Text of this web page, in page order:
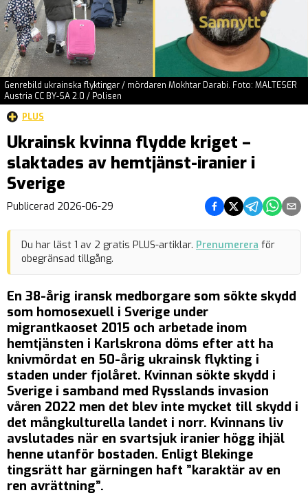
Genrebild ukrainska flyktingar / mördaren Mokhtar Darabi. Foto: MALTESER
Austria CC BY-SA 2.0 / Polisen
PLUS
Ukrainsk kvinna flydde kriget –
slaktades av hemtjänst-iranier i
Sverige
Publicerad 2026-06-29 Dela på Facebook
Dela på Twitter
Dela påDela på
Dela
Du har läst 1 av 2 gratis PLUS-artiklar. Prenumerera för
obegränsad tillgång.
En 38-årig iransk medborgare som sökte skydd
som homosexuell i Sverige under
migrantkaoset 2015 och arbetade inom
hemtjänsten i Karlskrona döms efter att ha
knivmördat en 50-årig ukrainsk flykting i
staden under fjolåret. Kvinnan sökte skydd i
Sverige i samband med Rysslands invasion
våren 2022 men det blev inte mycket till skydd i
det mångkulturella landet i norr. Kvinnans liv
avslutades när en svartsjuk iranier högg ihjäl
henne utanför bostaden. Enligt Blekinge
tingsrätt har gärningen haft ”karaktär av en
ren avrättning”.